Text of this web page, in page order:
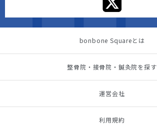
bonbone Squareとは
整骨院・接骨院・鍼灸院を探す
運営会社
利用規約